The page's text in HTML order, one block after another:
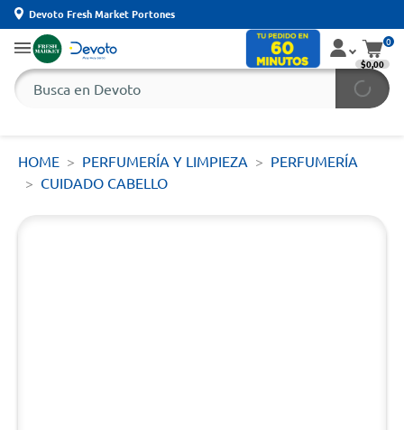
Devoto Fresh Market Portones
0
$0,00
HOME PERFUMERÍA Y LIMPIEZA
PERFUMERÍA
CUIDADO CABELLO